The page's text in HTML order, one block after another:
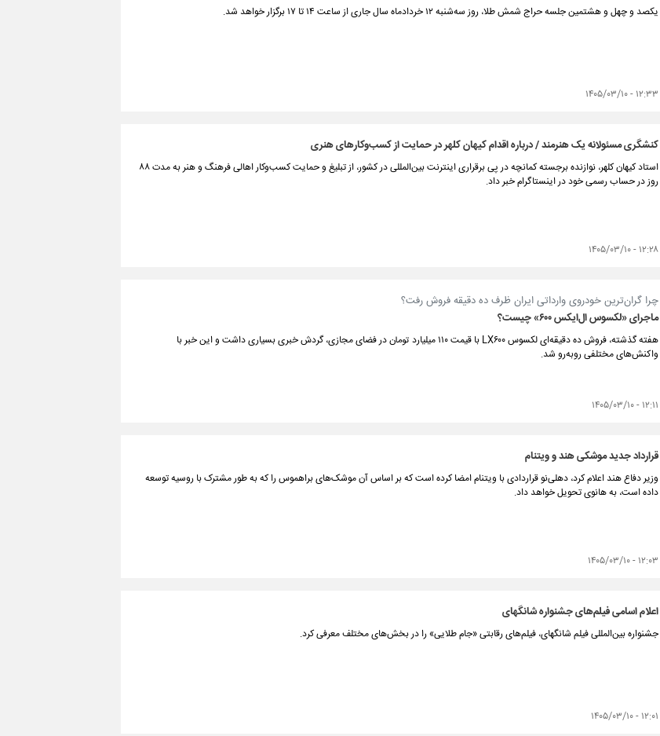
یکصد و چهل و هشتمین جلسه حراج شمش طلا، روز سه‌شنبه ۱۲ خردادماه سال جاری از ساعت ۱۴ تا ۱۷ برگزار خواهد شد.
۱۲:۳۳ - ۱۴۰۵/۰۳/۱۰
کنشگری مسئولانه یک هنرمند / درباره اقدام کیهان کلهر در حمایت از کسب‌وکارهای هنری
استاد کیهان کلهر، نوازنده برجسته کمانچه در پی برقراری اینترنت بین‌المللی در کشور، از تبلیغ و حمایت کسب‌وکار اهالی فرهنگ و هنر به مدت ۸۸
روز در حساب رسمی خود در اینستاگرام خبر داد.
۱۲:۲۸ - ۱۴۰۵/۰۳/۱۰
چرا گران‌ترین خودروی وارداتی ایران ظرف ده دقیقه فروش رفت؟
ماجرای «لکسوس ال‌ایکس ۶۰۰» چیست؟
هفته گذشته، فروش ده دقیقه‌ای لکسوس LX۶۰۰ با قیمت ۱۱۰ میلیارد تومان در فضای مجازی، گردش خبری بسیاری داشت و این خبر با
واکنش‌های مختلفی روبه‌رو شد.
۱۲:۱۱ - ۱۴۰۵/۰۳/۱۰
قرارداد جدید موشکی هند و ویتنام
وزیر دفاع هند اعلام کرد، دهلی‌نو قراردادی با ویتنام امضا کرده است که بر اساس آن موشک‌های براهموس را که به طور مشترک با روسیه توسعه
داده است، به هانوی تحویل خواهد داد.
۱۲:۰۳ - ۱۴۰۵/۰۳/۱۰
اعلام اسامی فیلم‌های جشنواره شانگهای
جشنواره بین‌المللی فیلم شانگهای، فیلم‌های رقابتی «جام طلایی» را در بخش‌های مختلف معرفی کرد.
۱۲:۰۱ - ۱۴۰۵/۰۳/۱۰